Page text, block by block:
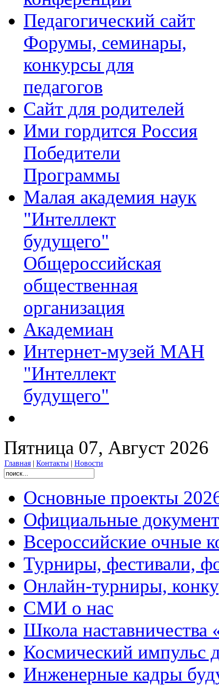
Педагогический сайт
Форумы, семинары,
конкурсы для
педагогов
Сайт для родителей
Ими гордится Россия
Победители
Программы
Малая академия наук
"Интеллект
будущего"
Общероссийская
общественная
организация
Академиан
Интернет-музей МАН
"Интеллект
будущего"
Пятница 07, Август 2026
Главная | Контакты | Новости
Основные проекты
Официальные
Всероссийские очные
Турниры, фестивали,
Онлайн-турниры,
СМИ о нас
Школа
Космический импульс
Инженерные кадры